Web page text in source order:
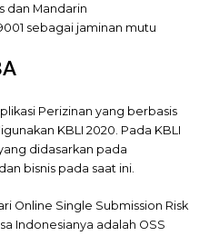
dan Mandarin
sebagai jaminan mutu
Perizinan yang berbasis
KBLI 2020. Pada KBLI
didasarkan pada
bisnis pada saat ini.
Online Single Submission Risk
Indonesianya adalah OSS